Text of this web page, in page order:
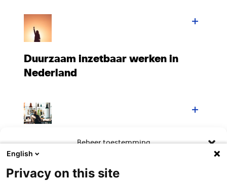
Beheer toestemming
cookies om informatie over je apparaat op te slaan en/of te raadplegen.
Duurzaam inzetbaar werken in
Nederland
Langer gezond en productief
doorwerken
English
Privacy on this site